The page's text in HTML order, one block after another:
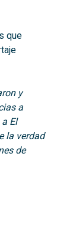
que
y
a
El
la verdad
de